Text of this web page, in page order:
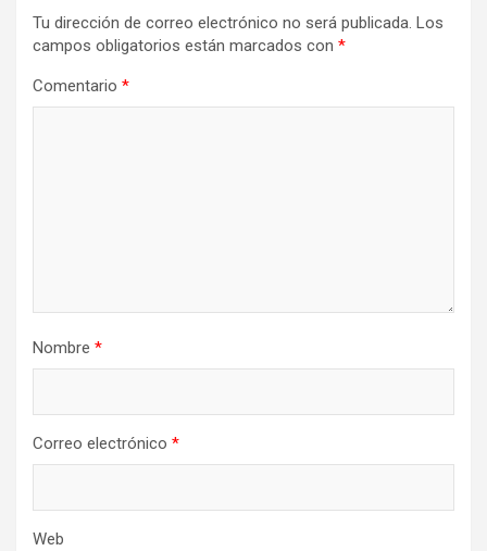
Tu dirección de correo electrónico no será publicada. Los
campos obligatorios están marcados con *
Comentario *
Nombre *
Correo electrónico *
Web